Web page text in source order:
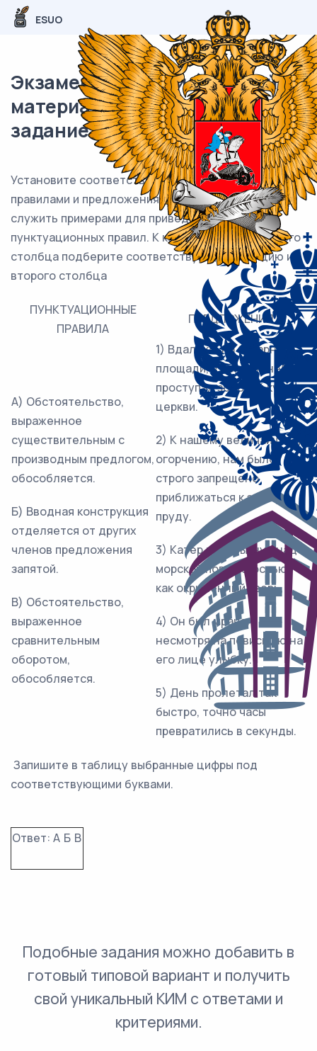
ESUO
Экзаменационный (типовой)
материал ОГЭ / Русский / 04
задание (24) / 23
Установите соответствие между пунктуационными
правилами и предложениями, которые могут
служить примерами для приведённых
пунктуационных правил. К каждой позиции первого
столбца подберите соответствующую позицию из
второго столбца
ПУНКТУАЦИОННЫЕ
ПРАВИЛА
ПРЕДЛОЖЕНИЯ
А) Обстоятельство,
выраженное
существительным с
производным предлогом,
обособляется.
Б) Вводная конструкция
отделяется от других
членов предложения
запятой.
В) Обстоятельство,
выраженное
сравнительным
оборотом,
обособляется.
1) Вдалеке, на базарной
площади, в тёмном небе
проступал золотой купол
церкви.
2) К нашему величайшему
огорчению, нам было
строго запрещено
приближаться к этому
пруду.
3) Катер подпрыгнул над
морской поверхностью,
как окрылённый зверь.
4) Он был мрачен,
несмотря на повисшую на
его лице улыбку.
5) День пролетал так
быстро, точно часы
превратились в секунды.
Запишите в таблицу выбранные цифры под
соответствующими буквами.
Ответ: А Б В
Подобные задания можно добавить в
готовый типовой вариант и получить
свой уникальный КИМ с ответами и
критериями.